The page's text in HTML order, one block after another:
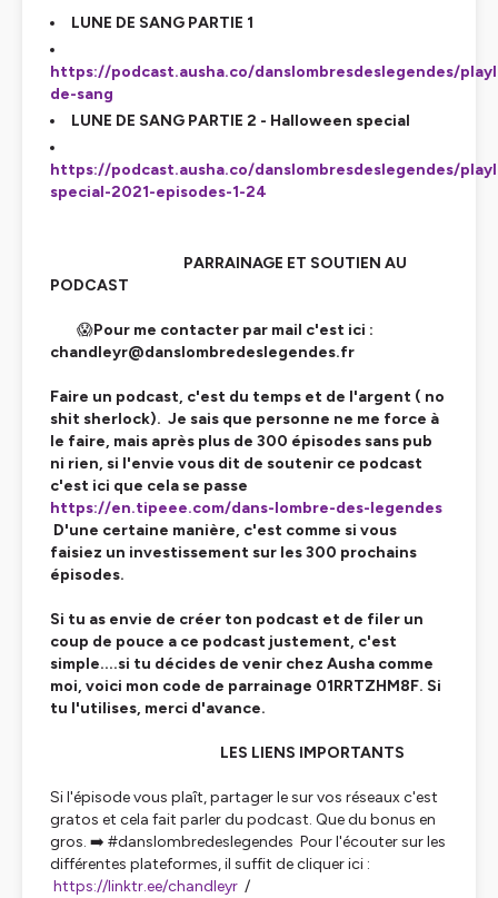
LUNE DE SANG PARTIE 1
https://podcast.ausha.co/danslombresdeslegendes/
de-sang
LUNE DE SANG PARTIE 2 - Halloween special
https://podcast.ausha.co/danslombresdeslegendes/
special-2021-episodes-1-24
PARRAINAGE ET SOUTIEN AU
PODCAST
😱Pour me contacter par mail c'est ici :
chandleyr@danslombredeslegendes.fr
Faire un podcast, c'est du temps et de l'argent ( no
shit sherlock). Je sais que personne ne me force à
le faire, mais après plus de 300 épisodes sans pub
ni rien, si l'envie vous dit de soutenir ce podcast
c'est ici que cela se passe
https://en.tipeee.com/dans-lombre-des-legendes
D'une certaine manière, c'est comme si vous
faisiez un investissement sur les 300 prochains
épisodes.
Si tu as envie de créer ton podcast et de filer un
coup de pouce a ce podcast justement, c'est
simple....si tu décides de venir chez Ausha comme
moi, voici mon code de parrainage 01RRTZHM8F. Si
tu l'utilises, merci d'avance.
LES LIENS IMPORTANTS
Si l'épisode vous plaît, partager le sur vos réseaux c'est
gratos et cela fait parler du podcast. Que du bonus en
gros. ➡️ #danslombredeslegendes Pour l'écouter sur les
différentes plateformes, il suffit de cliquer ici :
https://linktr.ee/chandleyr /